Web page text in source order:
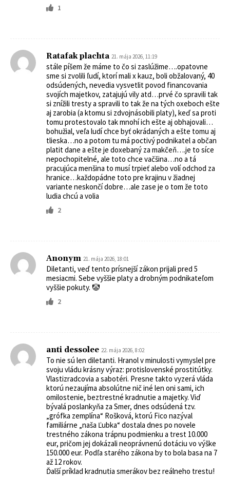
1
Ratafak plachta 21. mája 2026, 11:19
stále píšem že máme to čo si zaslúžime….opatovne
sme si zvolili ľudí, ktorí mali x kauz, boli obžalovaný, 40
odsúdených, nevedia vysvetlit povod financovania
svojích majetkov, zatajujú vily atd…prvé čo spravili tak
si znížili tresty a spravili to tak že na tých oxeboch ešte
aj zarobia (a ktomu si zdvojnásobili platy), keď sa proti
tomu protestovalo tak mnohí ich ešte aj obhajovali…
bohužial, veľa ludí chce byť okrádaných a ešte tomu aj
tlieska…no a potom tu má poctivý podnikatel a občan
platit dane a ešte je doxebaný za makčeň….je to síce
nepochopitelné, ale toto chce vačšina…no a tá
pracujúca menšina to musí trpieť alebo volí odchod za
hranice…každopádne toto pre krajinu v žiadnej
variante neskončí dobre…ale zase je o tom že toto
ludia chcú a volia
2
Anonym 21. mája 2026, 18:01
Diletanti, veď tento prísnejší zákon prijali pred 5
mesiacmi. Sebe vyššie platy a drobným podnikateľom
vyššie pokuty. 🤡
2
anti dessolee 22. mája 2026, 8:02
To nie sú len diletanti. Hranol v minulosti vymyslel pre
svoju vládu krásny výraz: protislovenské prostitútky.
Vlastizradcovia a sabotéri. Presne takto vyzerá vláda
ktorú nezaujíma absolútne nič iné len oni sami, ich
omilostenie, beztrestné kradnutie a majetky. Viď
bývalá poslankyňa za Smer, dnes odsúdená tzv.
„grófka zemplína“ Rošková, ktorú Fico nazýval
familiárne „naša Ľubka“ dostala dnes po novele
trestného zákona trápnu podmienku a trest 10.000
eur, pričom jej dokázali neoprávnenú dotáciu vo výške
150.000 eur. Podľa starého zákona by to bola basa na 7
až 12 rokov.
Ďalší príklad kradnutia smerákov bez reálneho trestu!